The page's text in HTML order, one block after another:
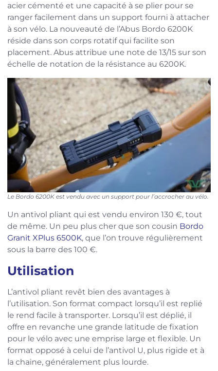
acier cémenté et une capacité à se plier pour se
ranger facilement dans un support fourni à attacher
à son vélo. La nouveauté de l’Abus Bordo 6200K
réside dans son corps rotatif qui facilite son
placement. Abus attribue une note de 13/15 sur son
échelle de notation de la résistance au 6200K.
Le Bordo 6200K est vendu avec un support pour l’accrocher au vélo.
Un antivol pliant qui est vendu environ 130 €, tout
de même. Un peu plus cher que son cousin Bordo
Granit XPlus 6500K, que l’on trouve régulièrement
sous la barre des 100 €.
Utilisation
L’antivol pliant revêt bien des avantages à
l’utilisation. Son format compact lorsqu’il est replié
le rend facile à transporter. Lorsqu’il est déplié, il
offre en revanche une grande latitude de fixation
pour le vélo avec une emprise large et flexible. Un
format opposé à celui de l’antivol U, plus rigide et à
la chaine, généralement plus lourde.